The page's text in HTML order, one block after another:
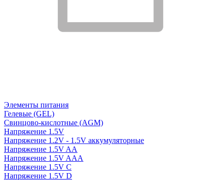
Элементы питания
Гелевые (GEL)
Свинцово-кислотные (AGM)
Напряжение 1.5V
Напряжение 1.2V - 1.5V аккумуляторные
Напряжение 1.5V AA
Напряжение 1.5V AAA
Напряжение 1.5V C
Напряжение 1.5V D